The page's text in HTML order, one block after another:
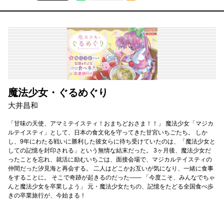
魔法少女・ぐるめぐり
大井昌和
「甘味の天使、アマミテイスティ！おまちどおさま！！」 魔法少女「マジカ
ルテイスティ」として、日本の食文化を守ってきた甘宮いちごたち。 しか
し、9年にわたる戦いに勝利した彼女らに待ち受けていたのは、「魔法少女と
しての記憶を封印される」という無情な結末だった。 3ヶ月後、魔法少女だ
ったことを忘れ、就活に励むいちごは、面接会場で、マジカルテイスティの
仲間だった汐見海と再会する。 二人はどこかお互いが気になり、一緒に食事
をすることに。 そこで奇跡が起きるのだった―― 「今度こそ、みんなでちゃ
んと魔法少女を卒業しよう」 元・魔法少女たちの、記憶をたどる全国食べ歩
きの卒業旅行が、今始まる！